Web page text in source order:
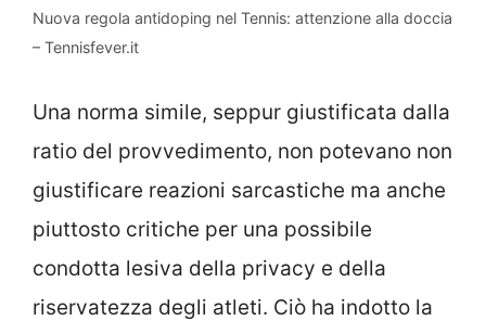
Nuova regola antidoping nel Tennis: attenzione alla doccia
– Tennisfever.it
Una norma simile, seppur giustificata dalla
ratio del provvedimento, non potevano non
giustificare reazioni sarcastiche ma anche
piuttosto critiche per una possibile
condotta lesiva della privacy e della
riservatezza degli atleti. Ciò ha indotto la